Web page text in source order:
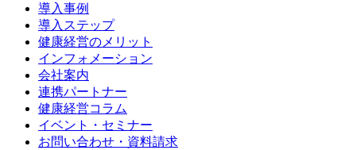
導入事例
導入ステップ
健康経営のメリット
インフォメーション
会社案内
連携パートナー
健康経営コラム
イベント・セミナー
お問い合わせ・資料請求